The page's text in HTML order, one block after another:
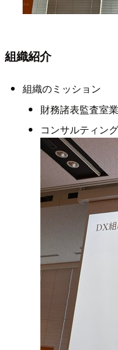
組織紹介
組織のミッション
財務諸表監査室
コンサルティン